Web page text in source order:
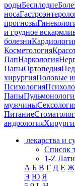
родыБесплодие
носа
прогнозы
и грудное
болезни
Косметология
ПапНаркология
ПапыОртопедия
хирургияПоловые
Психология
Папы
мужчины
Питание
андрология
лекарства и
Список
1-Z
А Б В Г Д Е Ж
Э Ю Я